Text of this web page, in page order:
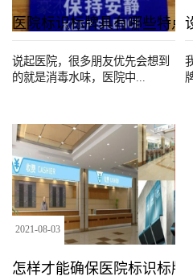
医院标识标牌具有哪些特点
说起医院，很多朋友优先会想到
的就是消毒水味，医院中...
2021-08-03
怎样才能确保医院标识标牌